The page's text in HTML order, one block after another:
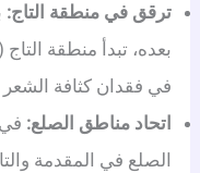
ترقق في منطقة التاج:
بعده، تبدأ منطقة
في فقدان كثافة الشعر
اتحاد مناطق الصلع:في
الصلع في المقدمة